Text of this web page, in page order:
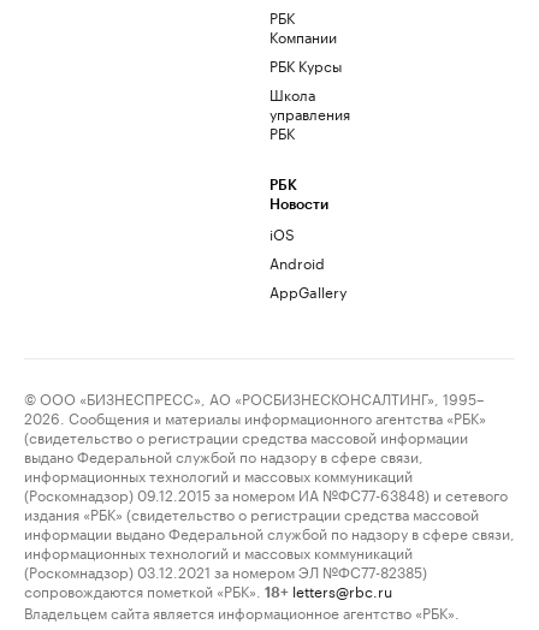
РБК
Компании
РБК Курсы
Школа
управления
РБК
РБК
Новости
iOS
Android
AppGallery
© ООО «БИЗНЕСПРЕСС», АО «РОСБИЗНЕСКОНСАЛТИНГ», 1995–
2026. Сообщения и материалы информационного агентства «РБК»
(свидетельство о регистрации средства массовой информации
выдано Федеральной службой по надзору в сфере связи,
информационных технологий и массовых коммуникаций
(Роскомнадзор) 09.12.2015 за номером ИА №ФС77-63848) и сетевого
издания «РБК» (свидетельство о регистрации средства массовой
информации выдано Федеральной службой по надзору в сфере связи,
информационных технологий и массовых коммуникаций
(Роскомнадзор) 03.12.2021 за номером ЭЛ №ФС77-82385)
сопровождаются пометкой «РБК».
18+ letters@rbc.ru
Владельцем сайта является информационное агентство «РБК».